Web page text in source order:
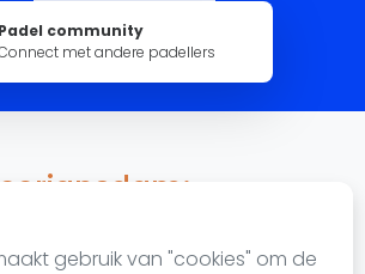
gebruik van "cookies" om de
Padel community
met andere padellers
locaties en lessen